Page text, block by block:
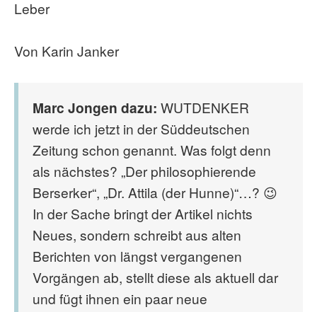
Von Karin Janker
Marc Jongen dazu: WUTDENKER
werde ich jetzt in der Süddeutschen
Zeitung schon genannt. Was folgt denn
als nächstes? „Der philosophierende
Berserker“, „Dr. Attila (der Hunne)“…? 😉
In der Sache bringt der Artikel nichts
Neues, sondern schreibt aus alten
Berichten von längst vergangenen
Vorgängen ab, stellt diese als aktuell dar
und fügt ihnen ein paar neue